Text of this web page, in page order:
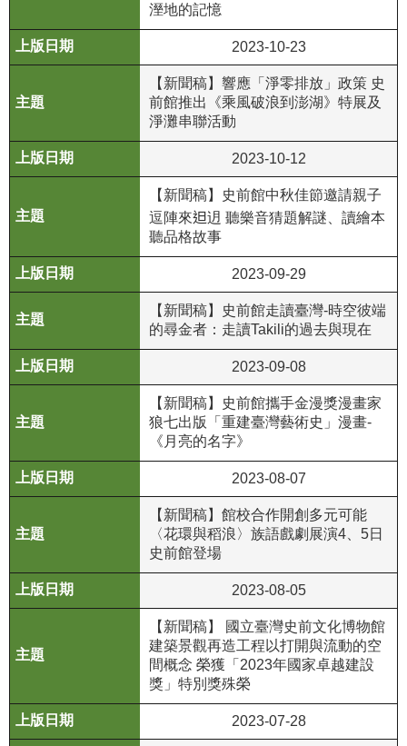
性
別
等
區
善
施
服
務
站
導
R
S
站
開
放
溼地的記憶
2023-10-23
【新聞稿】響應「淨零排放」政策 史
前館推出《乘風破浪到澎湖》特展及
淨灘串聯活動
2023-10-12
【新聞稿】史前館中秋佳節邀請親子
逗陣來𨑨迌 聽樂音猜題解謎、讀繪本
聽品格故事
2023-09-29
【新聞稿】史前館走讀臺灣-時空彼端
的尋金者：走讀Takili的過去與現在
2023-09-08
【新聞稿】史前館攜手金漫獎漫畫家
狼七出版「重建臺灣藝術史」漫畫-
《月亮的名字》
2023-08-07
【新聞稿】館校合作開創多元可能
〈花環與稻浪〉族語戲劇展演4、5日
史前館登場
2023-08-05
【新聞稿】 國立臺灣史前文化博物館
建築景觀再造工程以打開與流動的空
間概念 榮獲「2023年國家卓越建設
獎」特別獎殊榮
2023-07-28